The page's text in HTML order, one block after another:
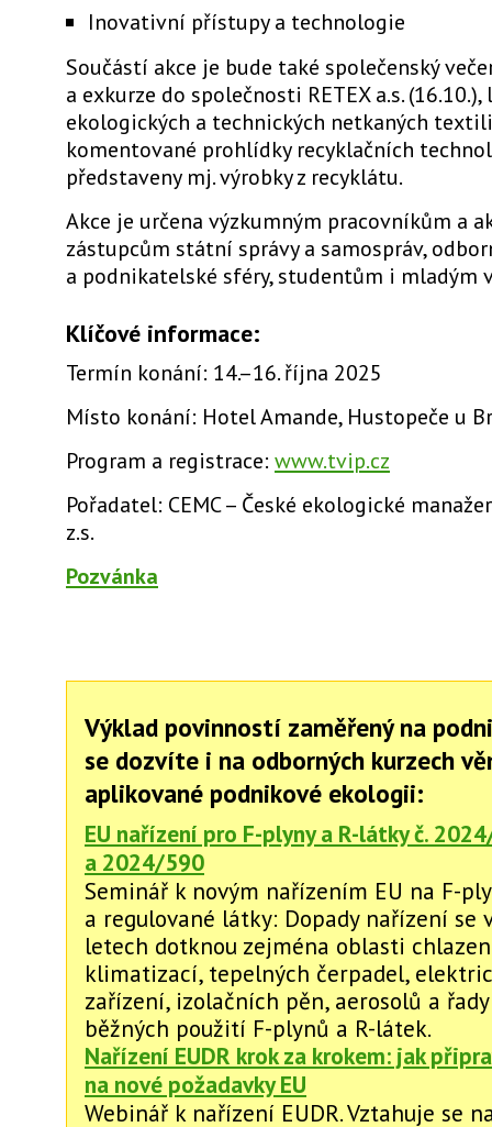
Inovativní přístupy a technologie
Součástí akce je bude také společenský
a exkurze do společnosti RETEX a.s.
ekologických a technických netkaných
komentované prohlídky recyklačních
představeny mj. výrobky z recyklátu.
Akce je určena výzkumným pracovníkům a
zástupcům státní správy a samospráv,
a podnikatelské sféry, studentům i mladým
Klíčové informace:
Termín konání: 14.–16. října 2025
Místo konání: Hotel Amande, Hustopeče u
Program a registrace: www.tvip.cz
Pořadatel: CEMC – České ekologické
z.s.
Pozvánka
Výklad povinností zaměřený na
se dozvíte i na odborných kurzech
aplikované podnikové ekologii:
EU nařízení pro F-plyny a R-látky č.
a 2024/590
Seminář k novým nařízením EU na F-
a regulované látky: Dopady nařízení se
letech dotknou zejména oblasti
klimatizací, tepelných čerpadel,
zařízení, izolačních pěn, aerosolů a
běžných použití F-plynů a R-látek.
Nařízení EUDR krok za krokem: jak
na nové požadavky EU
Webinář k nařízení EUDR. Vztahuje se